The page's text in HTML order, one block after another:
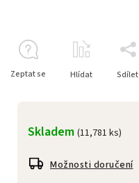
Skladem (11,781 ks)
Možnosti doručení
Zeptat se Hlídat Sdílet